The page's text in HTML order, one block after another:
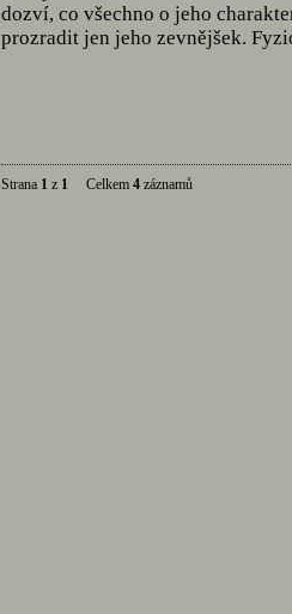
dozví, co všechno o jeho
prozradit jen jeho zevnějšek.
Strana 1 z 1 Celkem 4 záznamů